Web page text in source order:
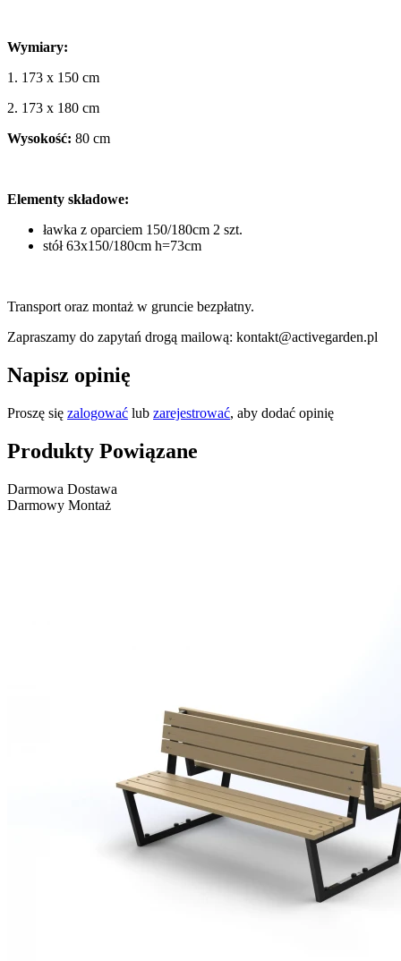
Wymiary:
1. 173 x 150 cm
2. 173 x 180 cm
Wysokość: 80 cm
Elementy składowe:
ławka z oparciem 150/180cm 2 szt.
stół 63x150/180cm h=73cm
Transport oraz montaż w gruncie bezpłatny.
Zapraszamy do zapytań drogą mailową: kontakt@activegarden.pl
Napisz opinię
Proszę się zalogować lub zarejestrować, aby dodać opinię
Produkty Powiązane
Darmowa Dostawa
Darmowy Montaż